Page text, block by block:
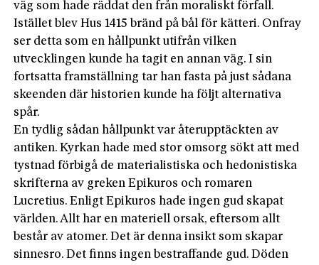
väg som hade räddat den från moraliskt förfall.
Istället blev Hus 1415 bränd på bål för kätteri. Onfray
ser detta som en hållpunkt utifrån vilken
utvecklingen kunde ha tagit en annan väg. I sin
fortsatta framställning tar han fasta på just sådana
skeenden där historien kunde ha följt alternativa
spår.
En tydlig sådan hållpunkt var återupptäckten av
antiken. Kyrkan hade med stor omsorg sökt att med
tystnad förbigå de materialistiska och hedonistiska
skrifterna av greken Epikuros och romaren
Lucretius. Enligt Epikuros hade ingen gud skapat
världen. Allt har en materiell orsak, eftersom allt
består av atomer. Det är denna insikt som skapar
sinnesro. Det finns ingen bestraffande gud. Döden